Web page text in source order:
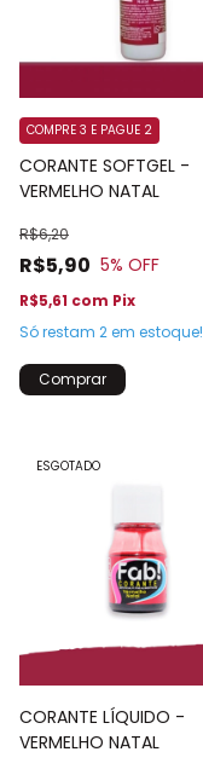
CORANTE SOFTGEL -
VERMELHO NATAL
R$5,90
R$6,20
5% OFF
COMPRE 3 E PAGUE 2
R$5,61 com Pix
Só restam 2em estoque!
ESGOTADO
CORANTE LÍQUIDO -
VERMELHO NATAL